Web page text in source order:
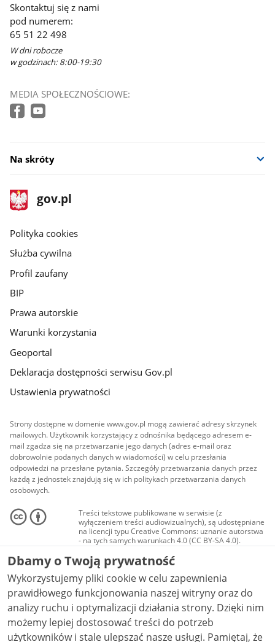
Skontaktuj się z nami
pod numerem:
65 51 22 498
W dni robocze
w godzinach: 8:00-19:30
MEDIA SPOŁECZNOŚCIOWE:
Na skróty
stopka
gov.pl
Strona
gov.pl
gov.pl
Polityka cookies
Służba cywilna
Profil zaufany
BIP
Prawa autorskie
Warunki korzystania
Geoportal
Deklaracja dostępności serwisu Gov.pl
Ustawienia prywatności
Strony dostępne w domenie www.gov.pl mogą zawierać adresy skrzynek
mailowych. Użytkownik korzystający z odnośnika będącego adresem e-
mail zgadza się na przetwarzanie jego danych (adres e-mail oraz
dobrowolnie podanych danych w wiadomości) w celu przesłania
odpowiedzi na przesłane pytania. Szczegóły przetwarzania danych przez
każdą z jednostek znajdują się w ich politykach przetwarzania danych
osobowych.
Treści tekstowe publikowane w serwisie (z
wyłączeniem treści audiowizualnych), są udostępniane
na licencji typu Creative Commons: uznanie autorstwa
- na tych samych warunkach 4.0 (CC BY-SA 4.0).
Materiały audiowizualne, w tym zdjęcia, materiały
audio i wideo, są udostępniane na licencji typu
Creative Commons: uznanie autorstwa użycie
niekomercyjne - bez utworów zależnych 4.0 (CC BY-
NC-ND 4.0), o ile nie jest to stwierdzone inaczej.
Dbamy o Twoją prywatność
Wykorzystujemy pliki cookie w celu zapewnienia
prawidłowego funkcjonowania naszej witryny oraz do
analizy ruchu i optymalizacji działania strony. Dzięki nim
możemy lepiej dostosować treści do potrzeb
użytkowników i stale ulepszać nasze usługi. Pamiętaj, że